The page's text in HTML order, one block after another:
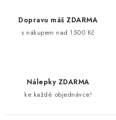
Dopravu máš ZDARMA
s nákupem nad 1500 Kč
Nálepky ZDARMA
ke každé objednávce!